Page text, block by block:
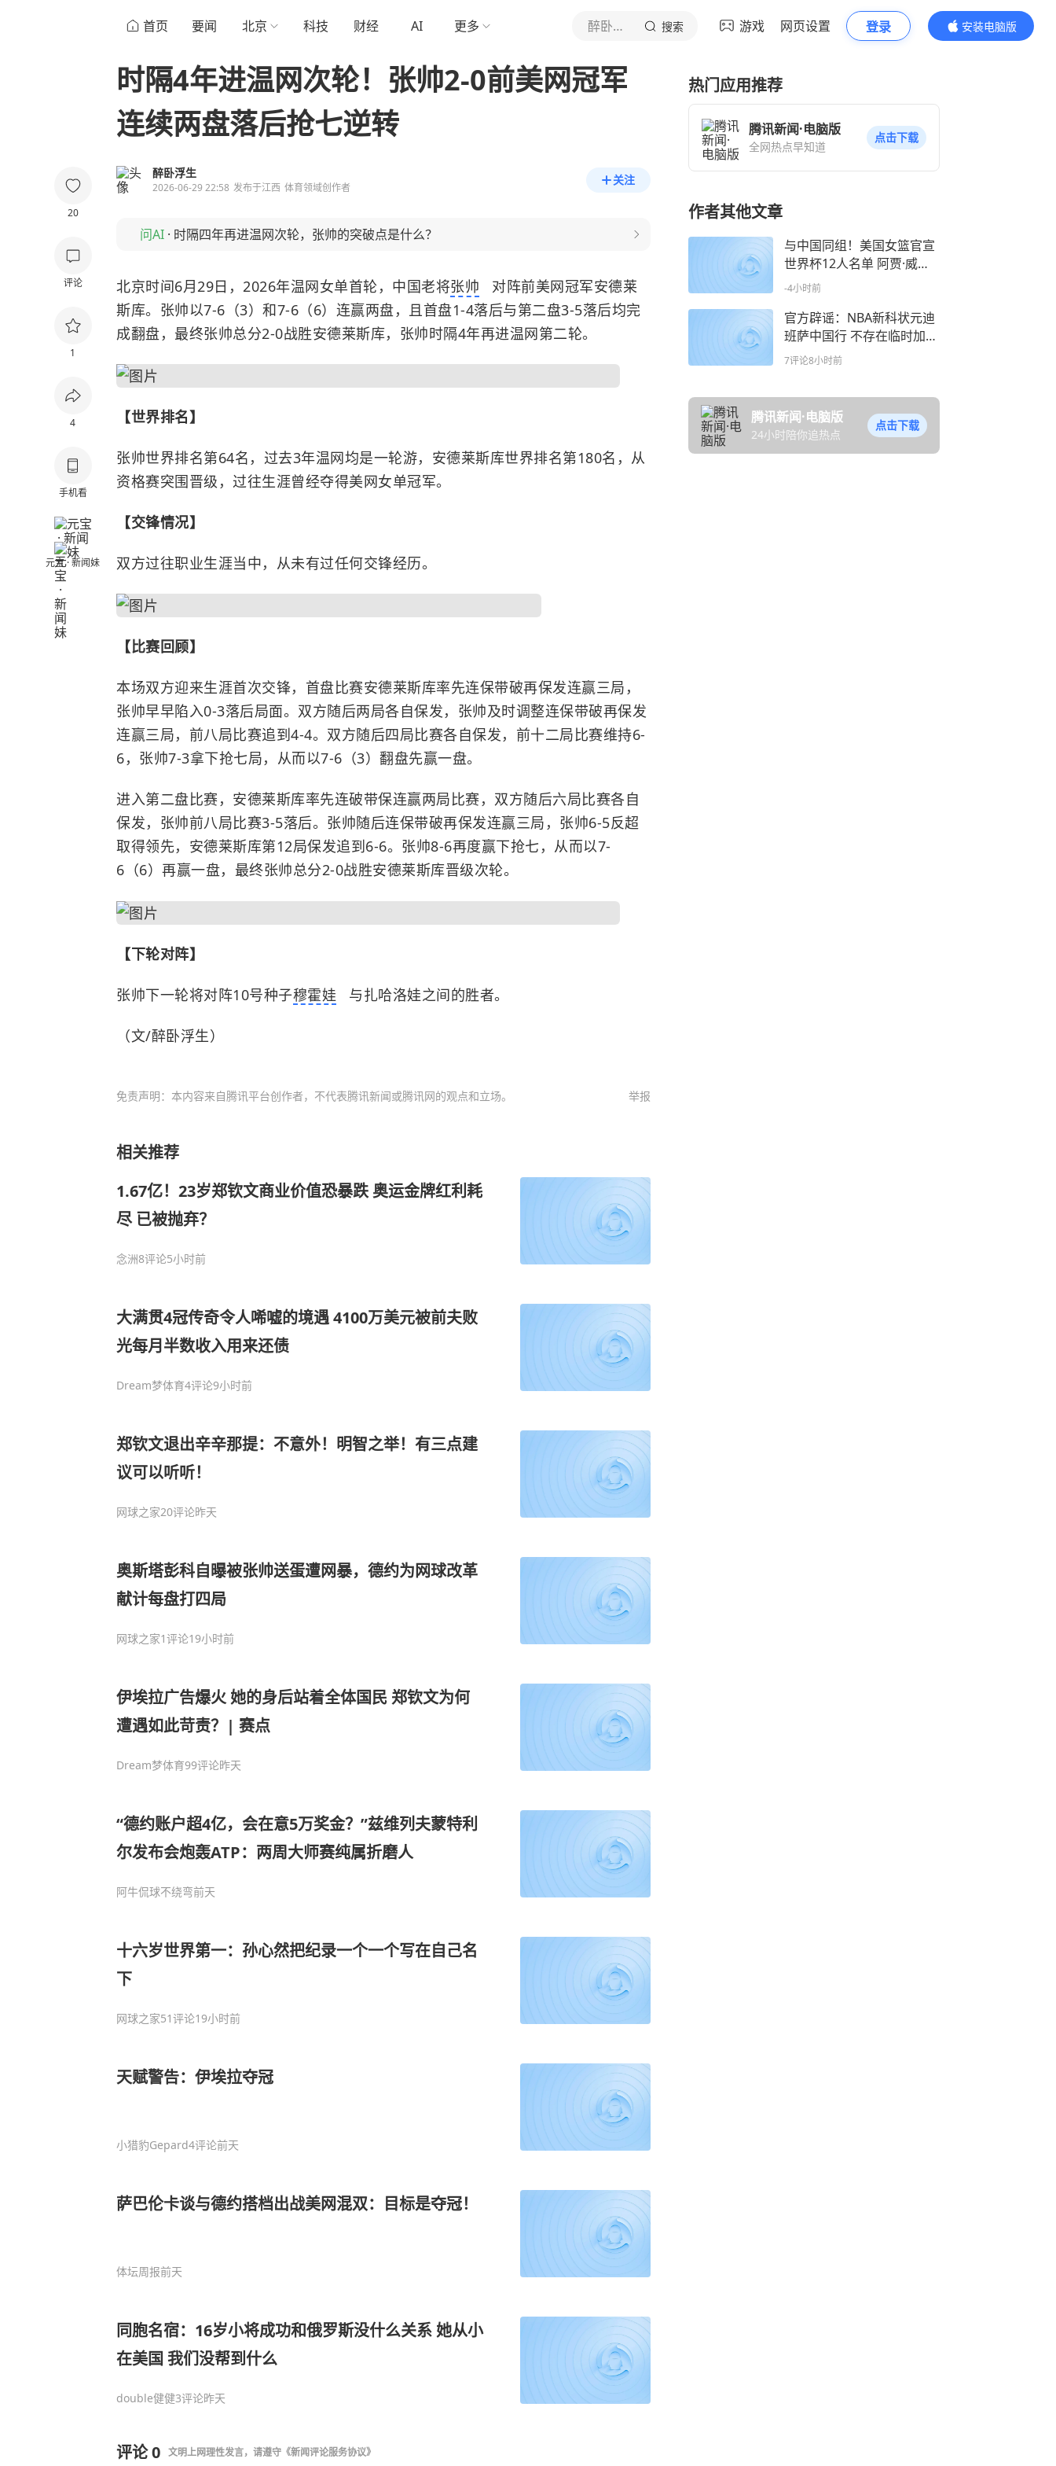
首页 要闻 北京 科技 财经 AI 更多 醉卧浮生 搜索 游戏 网页设置 登录
安装电脑版
内容更精彩
20
评论
1
4
手机看
元宝 · 新闻妹
时隔4年进温网次轮！张帅2-0前美网冠军
连续两盘落后抢七逆转
醉卧浮生
2026-06-29 22:58 发布于江西 体育领域创作者
关注
问AI · 时隔四年再进温网次轮，张帅的突破点是什么？
北京时间6月29日，2026年温网女单首轮，中国老将张帅
对阵前美网冠军安德莱
斯库。张帅以7-6（3）和7-6（6）连赢两盘，且首盘1-4落后与第二盘3-5落后均完
成翻盘，最终张帅总分2-0战胜安德莱斯库，张帅时隔4年再进温网第二轮。
【世界排名】
张帅世界排名第64名，过去3年温网均是一轮游，安德莱斯库世界排名第180名，从
资格赛突围晋级，过往生涯曾经夺得美网女单冠军。
【交锋情况】
双方过往职业生涯当中，从未有过任何交锋经历。
【比赛回顾】
本场双方迎来生涯首次交锋，首盘比赛安德莱斯库率先连保带破再保发连赢三局，
张帅早早陷入0-3落后局面。双方随后两局各自保发，张帅及时调整连保带破再保发
连赢三局，前八局比赛追到4-4。双方随后四局比赛各自保发，前十二局比赛维持6-
6，张帅7-3拿下抢七局，从而以7-6（3）翻盘先赢一盘。
进入第二盘比赛，安德莱斯库率先连破带保连赢两局比赛，双方随后六局比赛各自
保发，张帅前八局比赛3-5落后。张帅随后连保带破再保发连赢三局，张帅6-5反超
取得领先，安德莱斯库第12局保发追到6-6。张帅8-6再度赢下抢七，从而以7-
6（6）再赢一盘，最终张帅总分2-0战胜安德莱斯库晋级次轮。
【下轮对阵】
张帅下一轮将对阵10号种子穆霍娃 与扎哈洛娃之间的胜者。
（文/醉卧浮生）
免责声明：本内容来自腾讯平台创作者，不代表腾讯新闻或腾讯网的观点和立场。 举报
相关推荐
1.67亿！23岁郑钦文商业价值恐暴跌 奥运金牌红利耗
尽 已被抛弃？
念洲8评论5小时前
大满贯4冠传奇令人唏嘘的境遇 4100万美元被前夫败
光每月半数收入用来还债
Dream梦体育4评论9小时前
郑钦文退出辛辛那提：不意外！明智之举！有三点建
议可以听听！
网球之家20评论昨天
奥斯塔彭科自曝被张帅送蛋遭网暴，德约为网球改革
献计每盘打四局
网球之家1评论19小时前
伊埃拉广告爆火 她的身后站着全体国民 郑钦文为何
遭遇如此苛责？| 赛点
Dream梦体育99评论昨天
“德约账户超4亿，会在意5万奖金？”兹维列夫蒙特利
尔发布会炮轰ATP：两周大师赛纯属折磨人
阿牛侃球不绕弯前天
十六岁世界第一：孙心然把纪录一个一个写在自己名
下
网球之家51评论19小时前
天赋警告：伊埃拉夺冠
小猎豹Gepard4评论前天
萨巴伦卡谈与德约搭档出战美网混双：目标是夺冠！
体坛周报前天
同胞名宿：16岁小将成功和俄罗斯没什么关系 她从小
在美国 我们没帮到什么
double健健3评论昨天
评论0 文明上网理性发言，请遵守 《新闻评论服务协议》
热门应用推荐
腾讯新闻·电脑版
全网热点早知道
点击下载
作者其他文章
与中国同组！美国女篮官宣
世界杯12人名单 阿贾·威尔
逊领衔冲5连冠
-4小时前
官方辟谣：NBA新科状元迪
班萨中国行 不存在临时加价
50万美元
7评论8小时前
腾讯新闻·电脑版
24小时陪你追热点
点击下载